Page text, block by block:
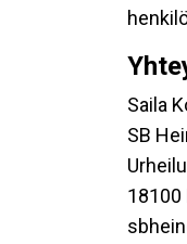
Saila
SB
18100